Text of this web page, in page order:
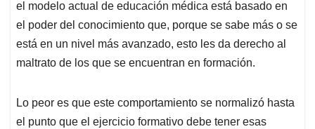
el modelo actual de educación médica está basado en
el poder del conocimiento que, porque se sabe más o se
está en un nivel más avanzado, esto les da derecho al
maltrato de los que se encuentran en formación.
Lo peor es que este comportamiento se normalizó hasta
el punto que el ejercicio formativo debe tener esas